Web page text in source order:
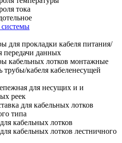
тока
для прокладки кабеля питания/
передачи данных
кабельных лотков монтажные
трубы/кабеля кабеленесущей
для несущих и и
реек
для кабельных лотков
типа
кабельных лотков
кабельных лотков лестничного